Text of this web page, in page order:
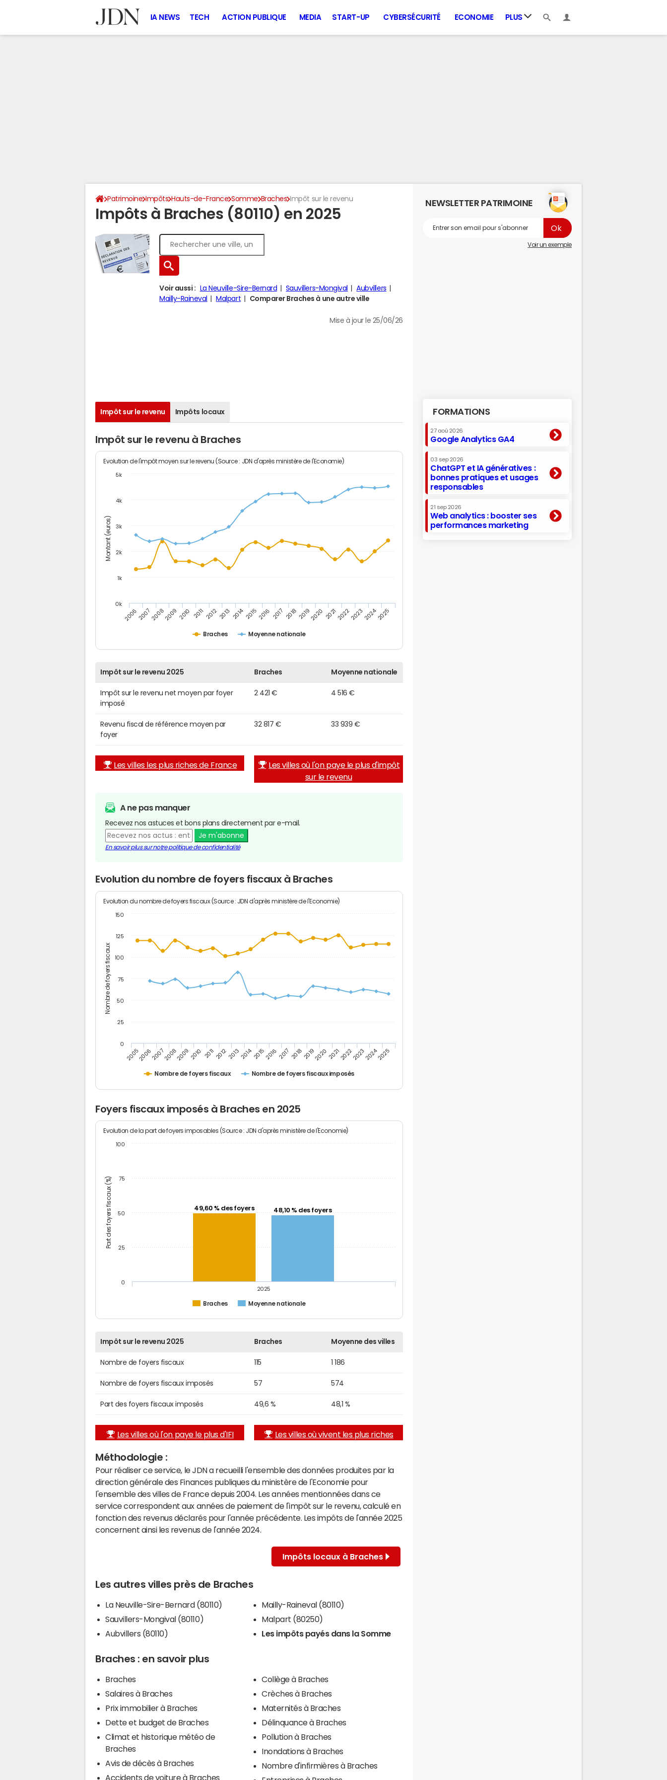
IA NEWS TECH ACTION PUBLIQUE MEDIA START-UP CYBERSÉCURITÉ ECONOMIE PLUS
Patrimoine Impôts Hauts-de-France Somme Braches Impôt sur le revenu
Impôts à Braches (80110) en 2025
Voir aussi : La Neuville-Sire-Bernard Sauvillers-Mongival
Aubvillers
Mailly-Raineval
Malpart Comparer Braches à une autre ville
Mise à jour le 25/06/26
Impôt sur le revenu Impôts locaux
Impôt sur le revenu à Braches
Montant (euros)
Evolution de l'impôt moyen sur le revenu (Source : JDN d'après ministère de l'Economie)
Braches Moyenne nationale
20062007200820092010 2011 20122013 201420152016 2017 201820192020 20212022202320242025
0k
1k
2k
3k
4k
5k
Impôt sur le revenu 2025 Braches Moyenne nationale
Impôt sur le revenu net moyen par foyer
imposé
2 421 € 4 516 €
Revenu fiscal de référence moyen par
foyer
32 817 € 33 939 €
Les villes les plus riches de France
Les villes où l'on paye le plus d'impôt
sur le revenu
A ne pas manquer
Recevez nos astuces et bons plans directement par e-mail.
Je m'abonne
En savoir plus sur notre politique de confidentialité
Evolution du nombre de foyers fiscaux à Braches
Nombre de foyers fiscaux
Evolution du nombre de foyers fiscaux (Source : JDN d'après ministère de l'Economie)
Nombre de foyers fiscaux Nombre de foyers fiscaux imposés
200520062007200820092010 201120122013201420152016 2017 20182019202020212022202320242025
0
25
50
75
100
125
150
Foyers fiscaux imposés à Braches en 2025
Part des foyers fiscaux (%)
Evolution de la part de foyers imposables (Source : JDN d'après ministère de l'Economie)
49,60 % des foyers 48,10 % des foyers
Braches Moyenne nationale
2025
0
25
50
75
100
Impôt sur le revenu 2025 Braches Moyenne des villes
Nombre de foyers fiscaux 115 1 186
Nombre de foyers fiscaux imposés 57 574
Part des foyers fiscaux imposés 49,6 % 48,1 %
Les villes où l'on paye le plus d'IFI Les villes où vivent les plus riches
Méthodologie :
Pour réaliser ce service, le JDN a recueilli l'ensemble des données produites par la
direction générale des Finances publiques du ministère de l'Economie pour
l'ensemble des villes de France depuis 2004. Les années mentionnées dans ce
service correspondent aux années de paiement de l'impôt sur le revenu, calculé en
fonction des revenus déclarés pour l'année précédente. Les impôts de l'année 2025
concernent ainsi les revenus de l'année 2024.
Impôts locaux à Braches
Les autres villes près de Braches
La Neuville-Sire-Bernard (80110)
Sauvillers-Mongival (80110)
Aubvillers (80110)
Mailly-Raineval (80110)
Malpart (80250)
Les impôts payés dans la Somme
Braches : en savoir plus
Braches
Salaires à Braches
Prix immobilier à Braches
Dette et budget de Braches
Climat et historique météo de
Braches
Avis de décès à Braches
Accidents de voiture à Braches
Collège à Braches
Crèches à Braches
Maternités à Braches
Délinquance à Braches
Pollution à Braches
Inondations à Braches
Nombre d'infirmières à Braches
NEWSLETTER PATRIMOINE
Voir un exemple
FORMATIONS
27 aoû 2026
Google Analytics GA4
03 sep 2026
ChatGPT et IA génératives :
bonnes pratiques et usages
responsables
21 sep 2026
Web analytics : booster ses
performances marketing